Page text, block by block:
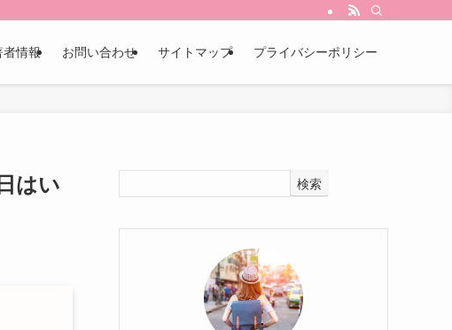
者情報 お問い合わせ サイトマップ プライバシーポリシー
はい
検索